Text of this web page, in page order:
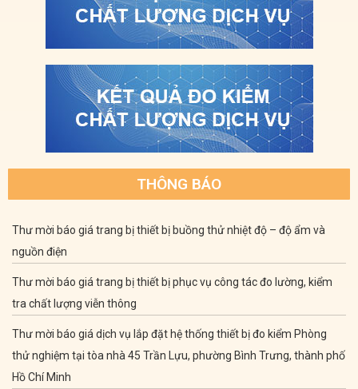
THÔNG BÁO
Thư mời báo giá trang bị thiết bị buồng thử nhiệt độ – độ ẩm và
nguồn điện
Thư mời báo giá trang bị thiết bị phục vụ công tác đo lường, kiểm
tra chất lượng viễn thông
Thư mời báo giá dịch vụ lắp đặt hệ thống thiết bị đo kiểm Phòng
thử nghiệm tại tòa nhà 45 Trần Lựu, phường Bình Trưng, thành phố
Hồ Chí Minh